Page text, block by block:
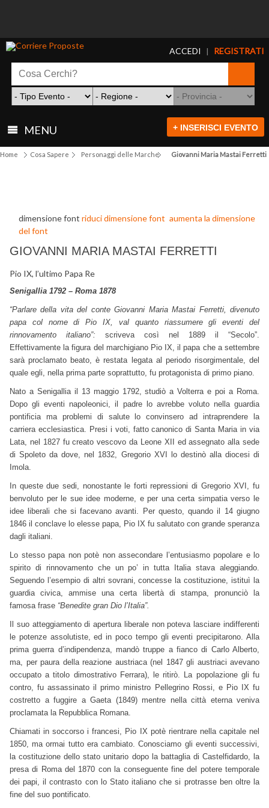
ACCEDI | REGISTRATI
MENU + INSERISCI EVENTO
Home Cosa Sapere Personaggi delle Marche Giovanni Maria Mastai Ferretti
dimensione font riduci dimensione font aumenta la dimensione
del font
GIOVANNI MARIA MASTAI FERRETTI
Pio IX, l’ultimo Papa Re
Senigallia 1792 – Roma 1878
“Parlare della vita del conte Giovanni Maria Mastai Ferretti, divenuto
papa col nome di Pio IX, val quanto riassumere gli eventi del
rinnovamento italiano”: scriveva così nel 1889 il “Secolo”.
Effettivamente la figura del marchigiano Pio IX, il papa che a settembre
sarà proclamato beato, è restata legata al periodo risorgimentale, del
quale egli, nella prima parte soprattutto, fu protagonista di primo piano.
Nato a Senigallia il 13 maggio 1792, studiò a Volterra e poi a Roma.
Dopo gli eventi napoleonici, il padre lo avrebbe voluto nella guardia
pontificia ma problemi di salute lo convinsero ad intraprendere la
carriera ecclesiastica. Presi i voti, fatto canonico di Santa Maria in via
Lata, nel 1827 fu creato vescovo da Leone XII ed assegnato alla sede
di Spoleto da dove, nel 1832, Gregorio XVI lo destinò alla diocesi di
Imola.
In queste due sedi, nonostante le forti repressioni di Gregorio XVI, fu
benvoluto per le sue idee moderne, e per una certa simpatia verso le
idee liberali che si facevano avanti. Per questo, quando il 14 giugno
1846 il conclave lo elesse papa, Pio IX fu salutato con grande speranza
dagli italiani.
Lo stesso papa non potè non assecondare l’entusiasmo popolare e lo
spirito di rinnovamento che un po’ in tutta Italia stava aleggiando.
Seguendo l’esempio di altri sovrani, concesse la costituzione, istituì la
guardia civica, ammise una certa libertà di stampa, pronunciò la
famosa frase “Benedite gran Dio l’Italia”.
Il suo atteggiamento di apertura liberale non poteva lasciare indifferenti
le potenze assolutiste, ed in poco tempo gli eventi precipitarono. Alla
prima guerra d’indipendenza, mandò truppe a fianco di Carlo Alberto,
ma, per paura della reazione austriaca (nel 1847 gli austriaci avevano
occupato a titolo dimostrativo Ferrara), le ritirò. La popolazione gli fu
contro, fu assassinato il primo ministro Pellegrino Rossi, e Pio IX fu
costretto a fuggire a Gaeta (1849) mentre nella città eterna veniva
proclamata la Repubblica Romana.
Chiamati in soccorso i francesi, Pio IX potè rientrare nella capitale nel
1850, ma ormai tutto era cambiato. Conosciamo gli eventi successivi,
la costituzione dello stato unitario dopo la battaglia di Castelfidardo, la
presa di Roma del 1870 con la conseguente fine del potere temporale
dei papi, il contrasto con lo Stato italiano che si protrasse ben oltre la
fine del suo pontificato.